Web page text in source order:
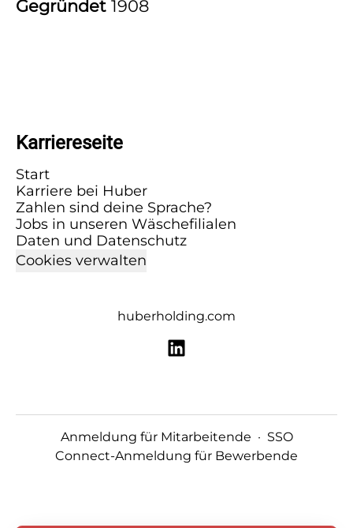
Gegründet 1908
Karriereseite
Start
Karriere bei Huber
Zahlen sind deine Sprache?
Jobs in unseren Wäschefilialen
Daten und Datenschutz
Cookies verwalten
huberholding.com
Anmeldung für Mitarbeitende · SSO
Connect-Anmeldung für Bewerbende